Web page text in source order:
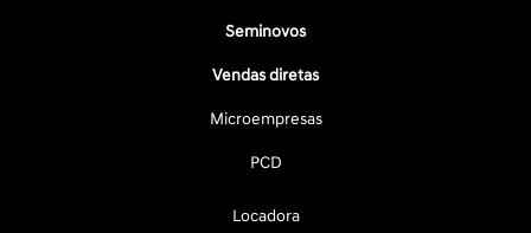
Seminovos
Vendas diretas
Microempresas
PCD
Locadora